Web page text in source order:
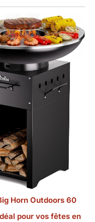
Horn Outdoors 60
pour vos fêtes en